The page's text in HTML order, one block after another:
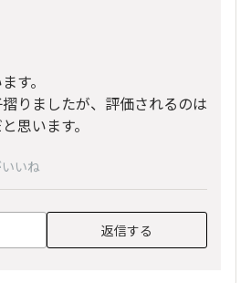
す。
りましたが、評価されるのは
思います。
いね
返信する